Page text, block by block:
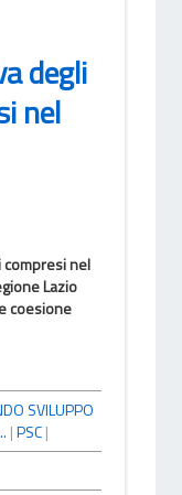
degli
nel
compresi nel
Lazio
coesione
SVILUPPO
|PSC|